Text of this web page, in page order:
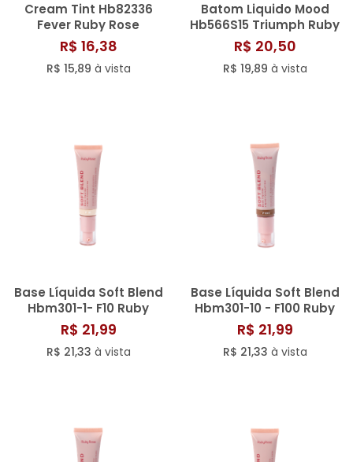
Cream Tint Hb82336
Fever Ruby Rose
R$ 16,38
R$ 15,89 à vista
Batom Liquido Mood
Hb566S15 Triumph Ruby
Rose
R$ 20,50
R$ 19,89 à vista
Base Líquida Soft Blend
Hbm301-1- F10 Ruby
Rose
R$ 21,99
R$ 21,33 à vista
Base Líquida Soft Blend
Hbm301-10 - F100 Ruby
Rose
R$ 21,99
R$ 21,33 à vista